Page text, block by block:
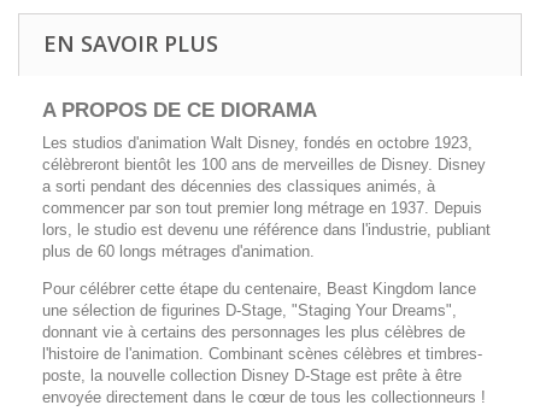
EN SAVOIR PLUS
A PROPOS DE CE DIORAMA
Les studios d'animation Walt Disney, fondés en octobre 1923,
célèbreront bientôt les 100 ans de merveilles de Disney. Disney
a sorti pendant des décennies des classiques animés, à
commencer par son tout premier long métrage en 1937. Depuis
lors, le studio est devenu une référence dans l'industrie, publiant
plus de 60 longs métrages d'animation.
Pour célébrer cette étape du centenaire, Beast Kingdom lance
une sélection de figurines D-Stage, "Staging Your Dreams",
donnant vie à certains des personnages les plus célèbres de
l'histoire de l'animation. Combinant scènes célèbres et timbres-
poste, la nouvelle collection Disney D-Stage est prête à être
envoyée directement dans le cœur de tous les collectionneurs !